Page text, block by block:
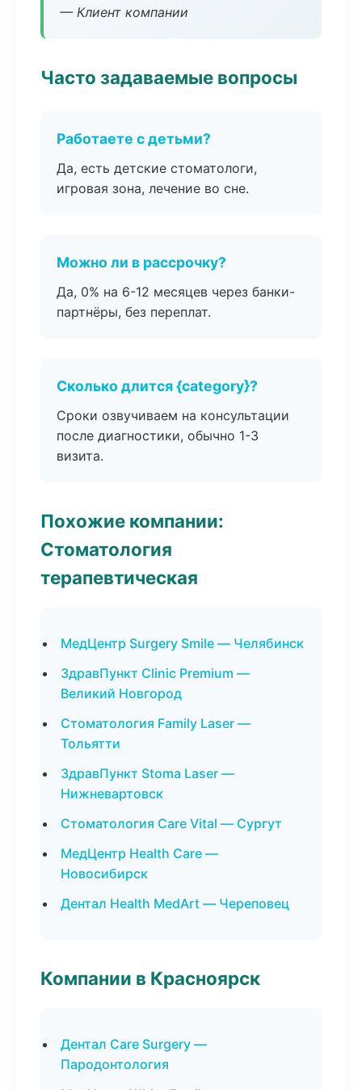
— Клиент компании
Часто задаваемые вопросы
Работаете с детьми?
Да, есть детские стоматологи,
игровая зона, лечение во сне.
Можно ли в рассрочку?
Да, 0% на 6-12 месяцев через банки-
партнёры, без переплат.
Сколько длится {category}?
Сроки озвучиваем на консультации
после диагностики, обычно 1-3
визита.
Похожие компании:
Стоматология
терапевтическая
МедЦентр Surgery Smile — Челябинск
ЗдравПункт Clinic Premium —
Великий Новгород
Стоматология Family Laser —
Тольятти
ЗдравПункт Stoma Laser —
Нижневартовск
Стоматология Care Vital — Сургут
МедЦентр Health Care —
Новосибирск
Дентал Health MedArt — Череповец
Компании в Красноярск
Дентал Care Surgery —
Пародонтология